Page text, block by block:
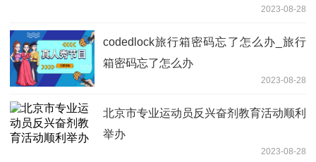
2023-08-28
codedlock旅行箱密码忘了怎么办_旅行
箱密码忘了怎么办
2023-08-28
北京市专业运动员反兴奋剂教育活动顺利
举办
2023-08-28